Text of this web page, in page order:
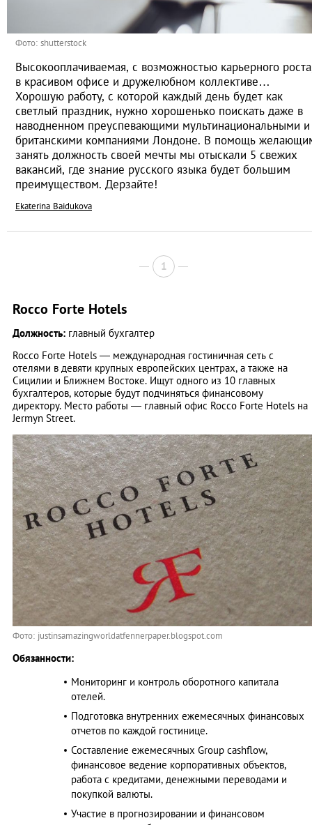
Фото: shutterstock
Высокооплачиваемая, с возможностью карьерного
в красивом офисе и дружелюбном коллективе…
Хорошую работу, с которой каждый день будет как
светлый праздник, нужно хорошенько поискать даже в
наводненном преуспевающими мультинациональными и
британскими компаниями Лондоне. В помощь
занять должность своей мечты мы отыскали 5 свежих
вакансий, где знание русского языка будет большим
преимуществом. Дерзайте!
Ekaterina Baidukova
1
Rocco Forte Hotels
Должность: главный бухгалтер
Rocco Forte Hotels — международная гостиничная сеть с
отелями в девяти крупных европейских центрах, а также на
Сицилии и Ближнем Востоке. Ищут одного из 10 главных
бухгалтеров, которые будут подчиняться финансовому
директору. Место работы — главный офис Rocco Forte Hotels на
Jermyn Street.
Фото: justinsamazingworldatfennerpaper.blogspot.com
Обязанности:
Мониторинг и контроль оборотного капитала
отелей.
Подготовка внутренних ежемесячных финансовых
отчетов по каждой гостинице.
Составление ежемесячных Group cashflow,
финансовое ведение корпоративных объектов,
работа с кредитами, денежными переводами и
покупкой валюты.
Участие в прогнозировании и финансовом